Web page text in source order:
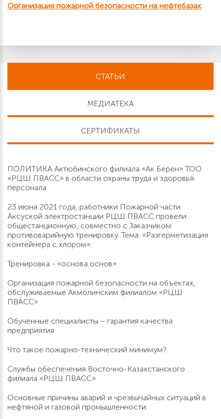
Организация пожарной безопасности на нефтебазах
СТАТЬИ
МЕДИАТЕКА
СЕРТИФИКАТЫ
ПОЛИТИКА Актюбинского филиала «Ак Берен» ТОО
«РЦШ ПВАСС» в области охраны труда и здоровья
персонала
23 июня 2021 года, работники Пожарной части
Аксуской электростанции РЦШ ПВАСС провели
общестанционную, совместно с Заказчиком
противоварийную тренировку. Тема: «Разгерметизация
контейнера с хлором».
Тренировка - «основа основ»
Организация пожарной безопасности на объектах,
обслуживаемые Акмолинским филиалом «РЦШ
ПВАСС»
Обученные специалисты – гарантия качества
предприятия
Что такое пожарно-технический минимум?
Службы обеспечения Восточно-Казахстанского
филиала «РЦШ ПВАСС»
Основные причины аварий и чрезвычайных ситуаций в
нефтяной и газовой промышленности.